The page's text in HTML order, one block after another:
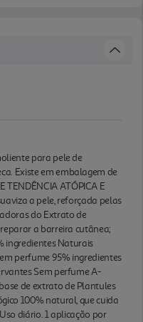
para pele de
Existe em embalagem de
TENDÊNCIA ATÓPICA E
a pele, reforçada pelas
do Extrato de
a barreira cutânea;
ingredientes Naturais
perfume 95% ingredientes
Sem perfume A-
de extrato de Plantules
100% natural, que cuida
diário. 1 aplicação por